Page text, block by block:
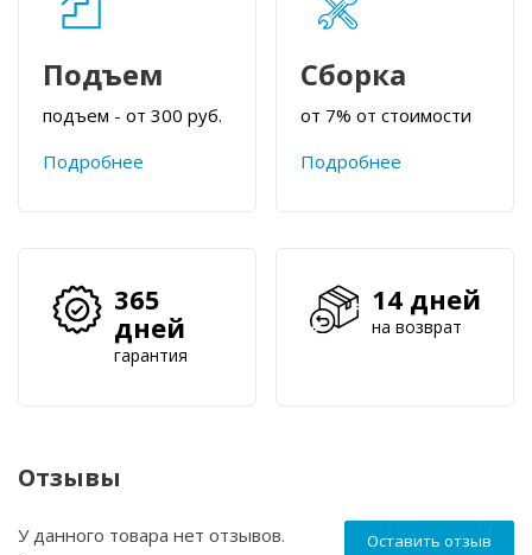
Подъем
подъем - от 300 руб.
Подробнее
Сборка
от 7% от стоимости
Подробнее
365
дней
гарантия
14 дней
на возврат
Отзывы
Оставить отзыв
У данного товара нет отзывов.